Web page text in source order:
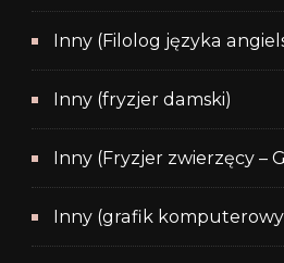
Inny (Filolog języka
Inny (fryzjer damski)
Inny (Fryzjer zwierzęcy –
Inny (grafik